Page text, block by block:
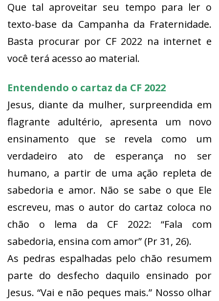
Que tal aproveitar seu tempo para ler o
texto-base da Campanha da Fraternidade.
Basta procurar por CF 2022 na internet e
você terá acesso ao material.
Entendendo o cartaz da CF 2022
Jesus, diante da mulher, surpreendida em
flagrante adultério, apresenta um novo
ensinamento que se revela como um
verdadeiro ato de esperança no ser
humano, a partir de uma ação repleta de
sabedoria e amor. Não se sabe o que Ele
escreveu, mas o autor do cartaz coloca no
chão o lema da CF 2022: “Fala com
sabedoria, ensina com amor” (Pr 31, 26).
As pedras espalhadas pelo chão resumem
parte do desfecho daquilo ensinado por
Jesus. “Vai e não peques mais.” Nosso olhar